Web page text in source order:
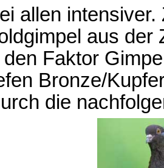
allen
aus der
Faktor
Bronze/
die